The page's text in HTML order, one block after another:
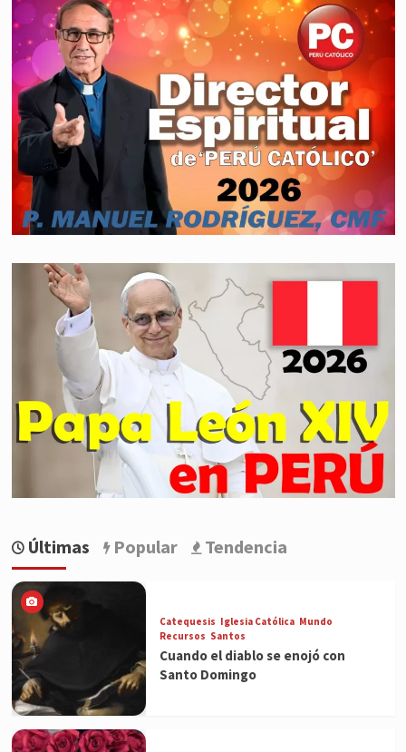
Últimas Popular Tendencia
Catequesis Iglesia Católica Mundo
Recursos Santos
Cuando el diablo se enojó con
Santo Domingo